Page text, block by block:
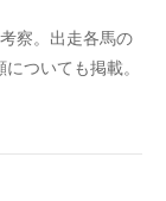
察。出走各馬の
ついても掲載。